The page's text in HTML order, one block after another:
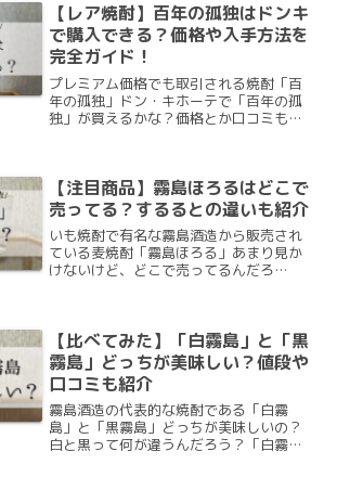
みやすい日本酒が増えてき...
【レア焼酎】百年の孤独はドンキ
で購入できる？価格や入手方法を
完全ガイド！
プレミアム価格でも取引される焼酎「百
年の孤独」ドン・キホーテで「百年の孤
独」が買えるかな？価格とか口コミも知
はガラスの棚に入って販売さ...
【注目商品】霧島ほろるはどこで
売ってる？するるとの違いも紹介
いも焼酎で有名な霧島酒造から販売され
ている麦焼酎「霧島ほろる」あまり見か
けないけど、どこで売ってるんだろ
島酒造が出している麦焼酎って...
【比べてみた】「白霧島」と「黒
霧島」どっちが美味しい？値段や
口コミも紹介
霧島酒造の代表的な焼酎である「白霧
島」と「黒霧島」どっちが美味しいの？
白と黒って何が違うんだろう？「白霧島